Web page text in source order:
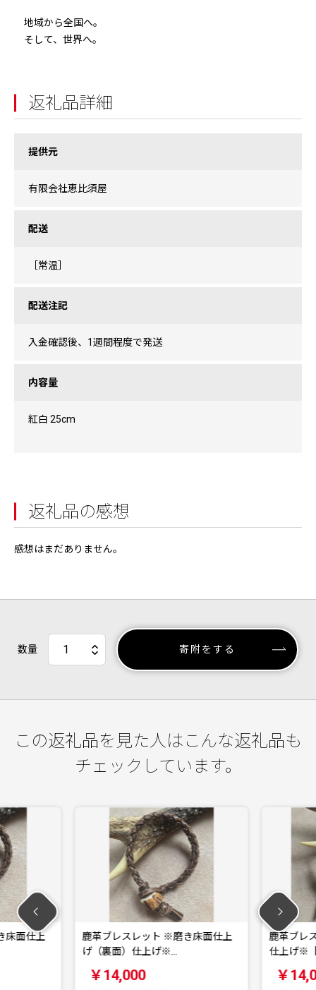
地域から全国へ。
そして、世界へ。
返礼品詳細
提供元
有限会社恵比須屋
配送
［常温］
配送注記
入金確認後、1週間程度で発送
内容量
紅白 25cm
返礼品の感想
感想はまだありません。
数量 寄附をする
この返礼品を見た人はこんな返礼品も
チェックしています。
面仕上
鹿革ブレスレット ※磨き床面仕上
げ（裏面）仕上げ※…
￥14,000
鹿革ブレ
仕上げ※
￥